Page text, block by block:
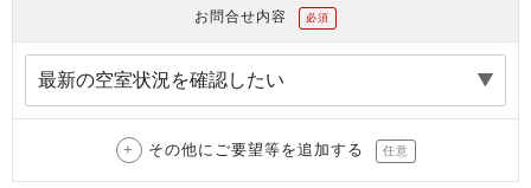
お問合せ内容 必須
その他にご要望等を追加する 任意